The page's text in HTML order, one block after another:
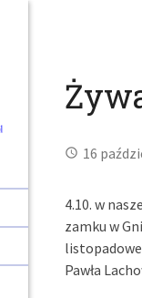
16
4.10. w
zamku w
Pawła